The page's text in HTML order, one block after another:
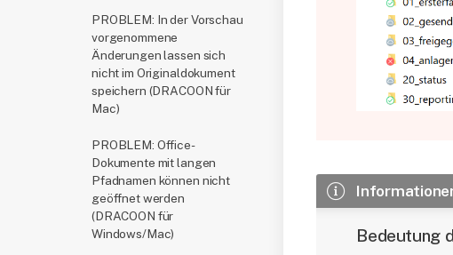
PROBLEM: In der Vorschau
vorgenommene
Änderungen lassen sich
nicht im Originaldokument
speichern (DRACOON für
Mac)
PROBLEM: Office-
Dokumente mit langen
Pfadnamen können nicht
geöffnet werden
(DRACOON für
Windows/Mac)
Bedeutung